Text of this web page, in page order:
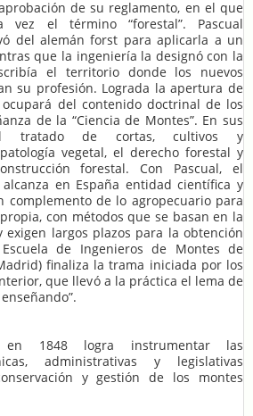
de su reglamento, en el que
vez el término “forestal”. Pascual
del alemán forst para aplicarla a un
que la ingeniería la designó con la
el territorio donde los nuevos
su profesión. Lograda la apertura de
ocupará del contenido doctrinal de los
de la “Ciencia de Montes”. En sus
tratado de cortas, cultivos y
vegetal, el derecho forestal y
forestal. Con Pascual, el
en España entidad científica y
complemento de lo agropecuario para
con métodos que se basan en la
exigen largos plazos para la obtención
de Ingenieros de Montes de
finaliza la trama iniciada por los
que llevó a la práctica el lema de
en 1848 logra instrumentar las
administrativas y legislativas
y gestión de los montes